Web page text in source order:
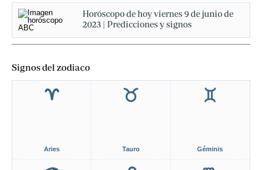
Horóscopo de hoy viernes 9 de junio de
2023 | Predicciones y signos
Signos del zodiaco
Aries Tauro Géminis